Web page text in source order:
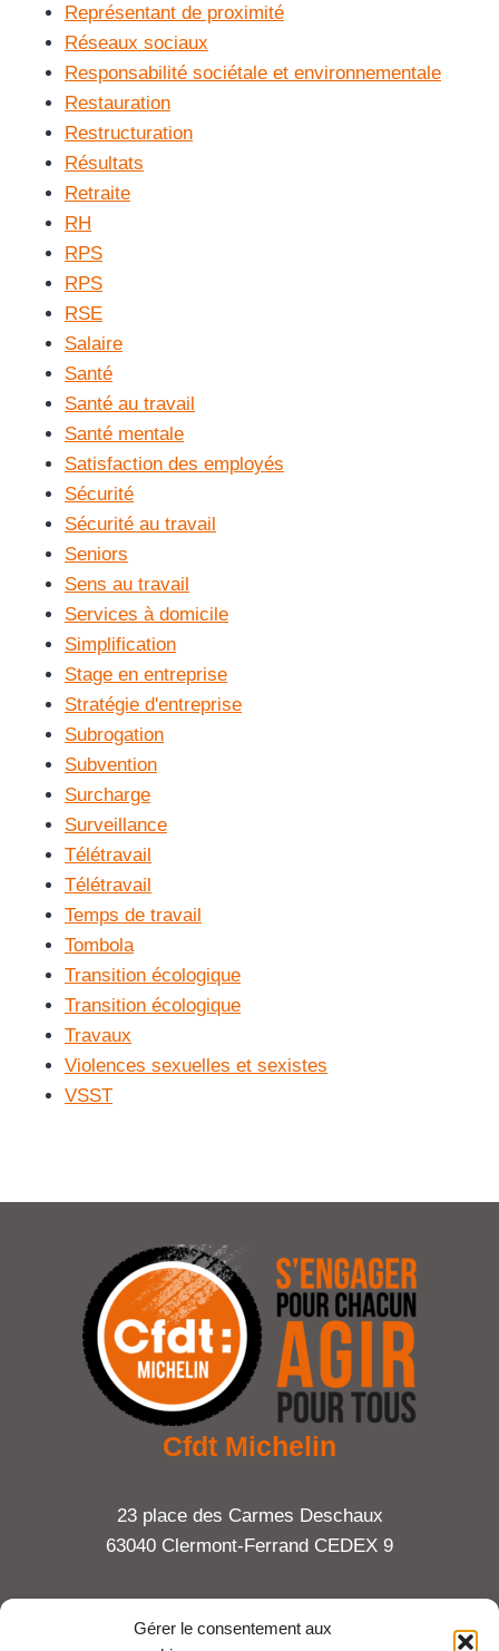
Gérer le consentement aux
Représentant de proximité
Réseaux sociaux
Responsabilité sociétale et environnementale
Restauration
Restructuration
Résultats
Retraite
RH
RPS
RPS
RSE
Salaire
Santé
Santé au travail
Santé mentale
Satisfaction des employés
Sécurité
Sécurité au travail
Seniors
Sens au travail
Services à domicile
Simplification
Stage en entreprise
Stratégie d'entreprise
Subrogation
Subvention
Surcharge
Surveillance
Télétravail
Télétravail
Temps de travail
Tombola
Transition écologique
Transition écologique
Travaux
Violences sexuelles et sexistes
VSST
Cfdt Michelin
23 place des Carmes Deschaux
63040 Clermont-Ferrand CEDEX 9
Tel : 06 65 27 23 81